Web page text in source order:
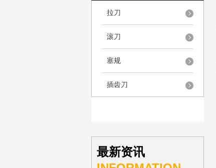
拉刀
滚刀
塞规
插齿刀
最新资讯